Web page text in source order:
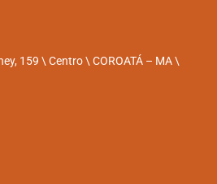
159 \ Centro \ COROATÁ – MA \